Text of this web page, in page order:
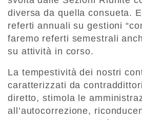
diversa da quella consueta.
referti annuali su gestioni
faremo referti semestrali
su attività in corso.
La tempestività dei nostri
caratterizzati da
diretto, stimola le
all’autocorrezione,